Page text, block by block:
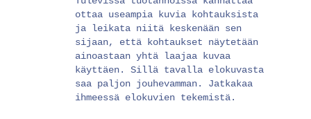
ottaa useampia kuvia kohtauksista
ja leikata niitä keskenään sen
sijaan, että kohtaukset näytetään
ainoastaan yhtä laajaa kuvaa
käyttäen. Sillä tavalla elokuvasta
saa paljon jouhevamman. Jatkakaa
ihmeessä elokuvien tekemistä.